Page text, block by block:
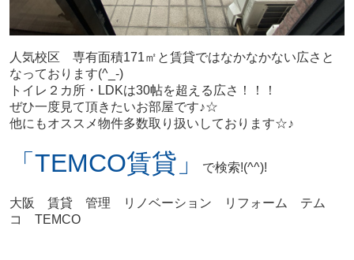
人気校区 専有面積171㎡と賃貸ではなかなかない広さと
なっております(^_-)
トイレ２カ所・LDKは30帖を超える広さ！！！
ぜひ一度見て頂きたいお部屋です♪☆
他にもオススメ物件多数取り扱いしております☆♪
「TEMCO賃貸」 で検索!(^^)!
大阪 賃貸 管理 リノベーション リフォーム テム
コ TEMCO